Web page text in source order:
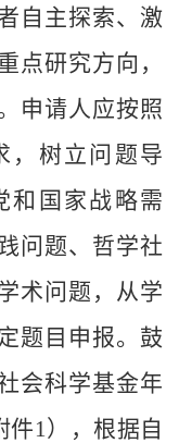
自主探索、激
点研究方向，
申请人应按照
，树立问题导
和国家战略需
问题、哲学社
术问题，从学
题目申报。鼓
会科学基金年
件1），根据自